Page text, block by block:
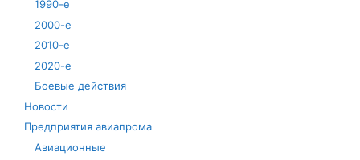
1990-е
2000-е
2010-е
2020-е
Боевые действия
Новости
Предприятия авиапрома
Авиационные